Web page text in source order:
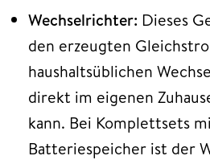
Wechselrichter: Dieses
den erzeugten
haushaltsüblichen
direkt im eigenen
kann. Bei Komplettsets
Batteriespeicher ist der